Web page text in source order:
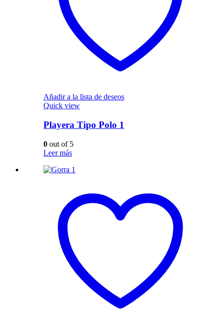
Añadir a la lista de deseos
Quick view
Playera Tipo Polo 1
0 out of 5
Leer más